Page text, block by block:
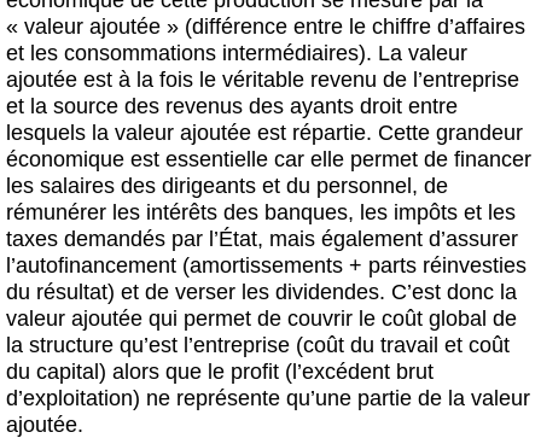
« valeur ajoutée » (différence entre le chiffre d’affaires
et les consommations intermédiaires). La valeur
ajoutée est à la fois le véritable revenu de l’entreprise
et la source des revenus des ayants droit entre
lesquels la valeur ajoutée est répartie. Cette grandeur
économique est essentielle car elle permet de financer
les salaires des dirigeants et du personnel, de
rémunérer les intérêts des banques, les impôts et les
taxes demandés par l’État, mais également d’assurer
l’autofinancement (amortissements + parts réinvesties
du résultat) et de verser les dividendes. C’est donc la
valeur ajoutée qui permet de couvrir le coût global de
la structure qu’est l’entreprise (coût du travail et coût
du capital) alors que le profit (l’excédent brut
d’exploitation) ne représente qu’une partie de la valeur
ajoutée.